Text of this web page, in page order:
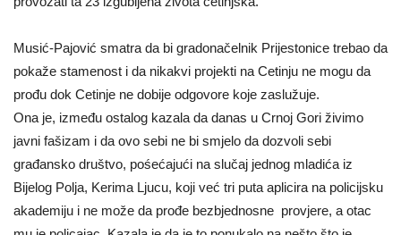
Musić-Pajović smatra da bi gradonačelnik Prijestonice trebao da
pokaže stamenost i da nikakvi projekti na Cetinju ne mogu da
prođu dok Cetinje ne dobije odgovore koje zaslužuje.
Ona je, između ostalog kazala da danas u Crnoj Gori živimo
javni fašizam i da ovo sebi ne bi smjelo da dozvoli sebi
građansko društvo, pośećajući na slučaj jednog mladića iz
Bijelog Polja, Kerima Ljucu, koji već tri puta aplicira na policijsku
akademiju i ne može da prođe bezbjednosne provjere, a otac